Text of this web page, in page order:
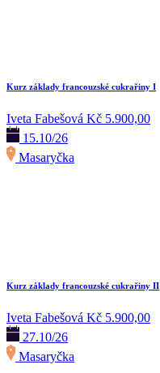
Kurz základy francouzské cukrařiny I
Iveta Fabešová Kč 5.900,00
15.10/26
Masaryčka
Kurz základy francouzské cukrařiny II
Iveta Fabešová Kč 5.900,00
27.10/26
Masaryčka